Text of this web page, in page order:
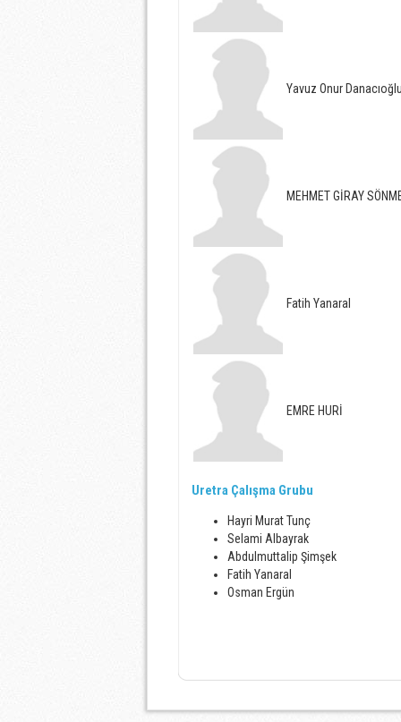
Yavuz Onur
MEHMET GİRAY
Fatih Yanaral
EMRE HURİ
Uretra Çalışma Grubu
Hayri Murat Tunç
Selami Albayrak
Abdulmuttalip Şimşek
Fatih Yanaral
Osman Ergün